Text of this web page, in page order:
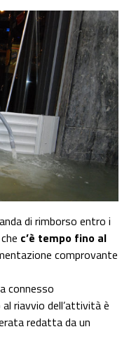
di rimborso entro i
c’è tempo fino al
comprovante
connesso
riavvio dell’attività è
redatta da un